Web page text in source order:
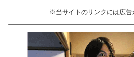
※当サイトのリンクには広告